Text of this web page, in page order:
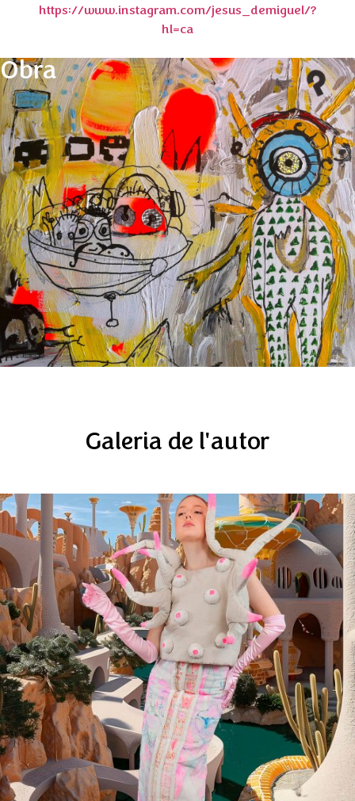
Obra
https://www.instagram.com/jesus_demiguel/?
hl=ca
Galeria de l'autor